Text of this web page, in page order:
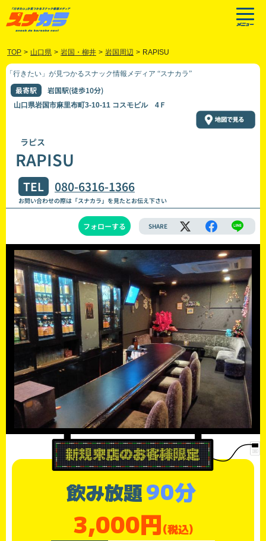
TOP > 山口県 > 岩国・柳井 > 岩国周辺 > RAPISU
「行きたい」が見つかるスナック情報メディア “スナカラ”
最寄駅 岩国駅(徒歩10分)
山口県岩国市麻里布町3-10-11 コスモビル 4Ｆ
ラピス
RAPISU
TEL 080-6316-1366
お問い合わせの際は「スナカラ」を見たとお伝え下さい
フォローする SHARE
飲み放題90分
3,000円(税込)